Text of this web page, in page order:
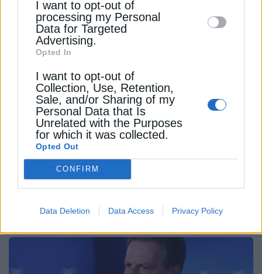
disclose it to other third parties.
I want to opt-out of
processing my Personal
Data for Targeted
Advertising.
Opted In
I want to opt-out of
Collection, Use, Retention,
Sale, and/or Sharing of my
Personal Data that Is
Unrelated with the Purposes
for which it was collected.
Opted Out
CONFIRM
Data Deletion Data Access Privacy Policy
«Το πρώτο πλωτό φωτοβολταϊκό σύστημα
εγκαταστάθηκε μόλις το 2007, οπότε υπάρχουν
ακόμη κάποιοι άγνωστοι», δήλωσε ο Paton.
«Αλλά δεν πρόκειται για διαγωνισμό με τα επίγεια
συστήματα – πρόκειται για το πλαίσιο», είπε.
ΒΙΟΜΗΧΑΝΙΑ ΗΛΙΑΚΗ ΕΝΕΡΓΕΙΑ
ΔΕΊΤΕ ΕΠΊΣΗΣ